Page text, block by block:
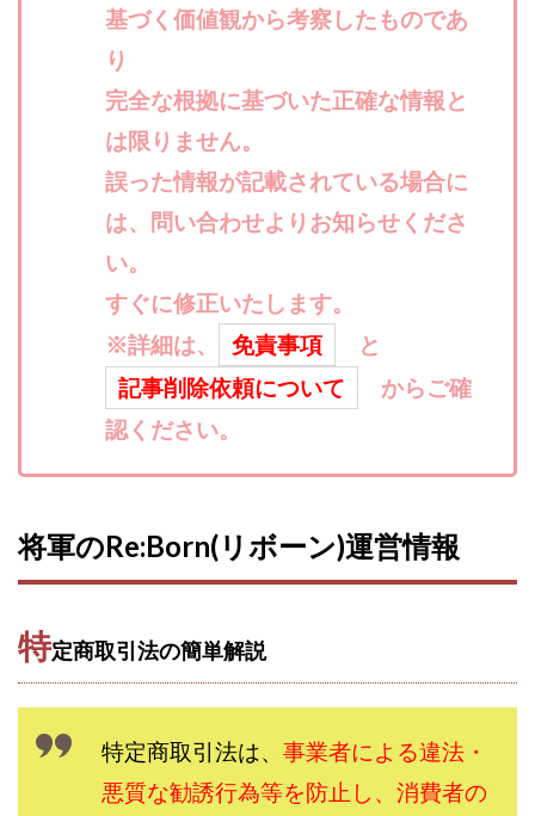
基づく価値観から考察したものであ
り
完全な根拠に基づいた正確な情報と
は限りません。
誤った情報が記載されている場合に
は、問い合わせよりお知らせくださ
い。
すぐに修正いたします。
※詳細は、
免責事項
と
記事削除依頼について
からご確
認ください。
将軍のRe:Born(リボーン)運営情報
特定商取引法の簡単解説
特定商取引法は、 事業者による違法・
悪質な勧誘行為等を防止し、消費者の
川端理恵
工藤 総一郎 工藤総一郎
市川 翔平
必勝プロジェクト無双
山崎隆
山岸祐介 宮光勇次
小川ゆうり
宮地乙十葉
宮本将
富岡 伸成
富樫美月 富永健
富田湧貴
寺澤英明
将軍 小川 和人
小林 実
山口英樹
小林雄樹
小森みずき
小泉一浩
少額資金で激安不動産投資
尾崎圭司
山之内リアルエステート株式会社
山口孝志
株式会社STAGE
株式会社STS
合同会社アース
自分の選んだ写真が収益に!!
空いた時間で高齢者でも稼げる
竹田茉生
米澤 蓮 紀田 奈々未
紫垣英昭
織田慶
臼井穂乃果
秒速のFX スキャルマジック
落合琢哉
葉月らな
藤咲優
藤堂 成一 藤堂健一
秘密のテキスト
田中 拓哉
田中 旭 田中圭
田中康裕
田中武志
田中絵美 田島俊明
甲斐雅人